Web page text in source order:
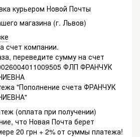
курьером Новой Почты
магазина (г. Львов)
счет компании.
переведите сумму на счет
ФЛП ФРАНЧУК
"Пополнение счета ФРАНЧУК
(оплата при получении)
что Новая Почта берет
20 грн + 2% от суммы платежа!